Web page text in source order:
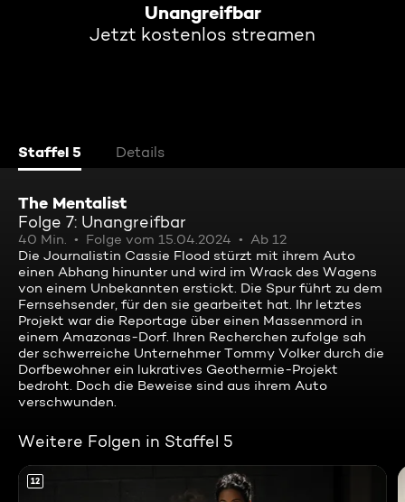
Unangreifbar
Jetzt kostenlos streamen
Staffel 5 Details
The Mentalist
Folge 7: Unangreifbar
40 Min. Folge vom 15.04.2024
Ab 12
Die Journalistin Cassie Flood stürzt mit ihrem Auto
einen Abhang hinunter und wird im Wrack des Wagens
von einem Unbekannten erstickt. Die Spur führt zu dem
Fernsehsender, für den sie gearbeitet hat. Ihr letztes
Projekt war die Reportage über einen Massenmord in
einem Amazonas-Dorf. Ihren Recherchen zufolge sah
der schwerreiche Unternehmer Tommy Volker durch die
Dorfbewohner ein lukratives Geothermie-Projekt
bedroht. Doch die Beweise sind aus ihrem Auto
verschwunden.
Weitere Folgen in Staffel 5
12